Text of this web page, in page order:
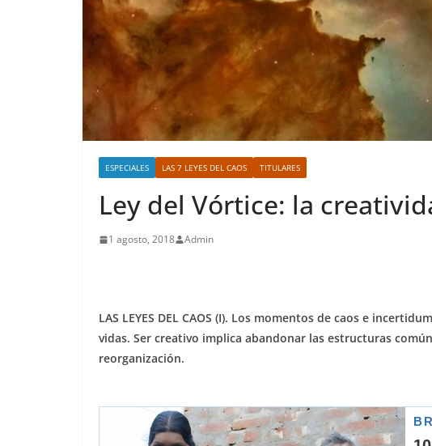
ESPECIALES LAS 7 LEYES DEL CAOS TITULARES
Ley del Vórtice: la
1 agosto, 2018 Admin
LAS LEYES DEL CAOS (I). Los momentos de caos e
vidas. Ser creativo implica abandonar las estructuras
reorganización.